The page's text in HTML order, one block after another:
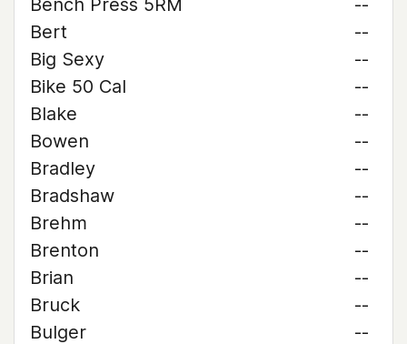
Bench Press 5RM
--
Bert
--
Big Sexy
--
Bike 50 Cal
--
Blake
--
Bowen
--
Bradley
--
Bradshaw
--
Brehm
--
Brenton
--
Brian
--
Bruck
--
Bulger
--